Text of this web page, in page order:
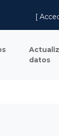
[
datos